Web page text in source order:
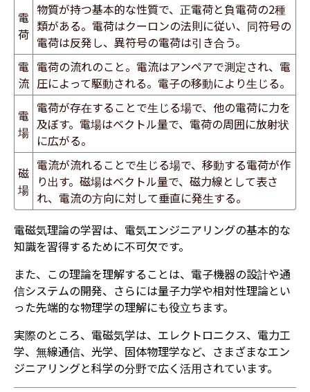
電
荷
​物質が持つ基本的な性質で、正電荷と負電荷の2種
類がある。電荷はクーロンの法則に従い、同符号の
電荷は反発し、異符号の電荷は引き合う。
電
流
​電荷の流れのこと。電流はアンペアで測定され、電
圧によって駆動される。電子の移動により生じる。
電
場
​電荷が存在することで生じる場で、他の電荷に力を
及ぼす。電場はベクトル量で、電荷の周囲に放射状
に広がる。
磁
場
電流が流れることで生じる場で、移動する電荷が作
り出す。磁場はベクトル量で、磁力線として表さ
れ、電流の方向に対して垂直に発生する。
電磁気理論の学習は、電気エンジニアリングの基本的な
知識を習得するために不可欠です。
また、この理論を理解することは、電子機器の設計や通
信システムの開発、さらには量子力学や相対性理論とい
った先端的な物理学の理解にも役立ちます。
実際のところ、電磁気学は、エレクトロニクス、電力工
学、無線通信、光学、固体物理学など、さまざまなエン
ジニアリングと科学の分野で広く活用されています。